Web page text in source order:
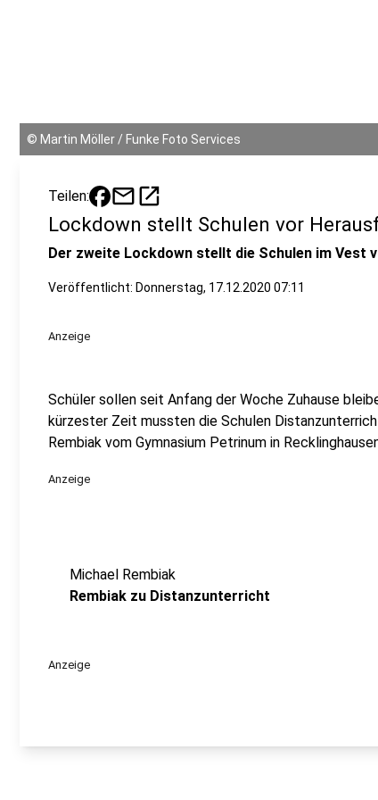
© Martin Möller / Funke Foto Services
Teilen: mailopen_in_new
Lockdown stellt Schulen vor
Der zweite Lockdown stellt die Schulen im Vest
Veröffentlicht: Donnerstag, 17.12.2020 07:11
Anzeige
Schüler sollen seit Anfang der Woche Zuhause
kürzester Zeit mussten die Schulen
Rembiak vom Gymnasium Petrinum in
Anzeige
Michael Rembiak
Rembiak zu Distanzunterricht
Anzeige